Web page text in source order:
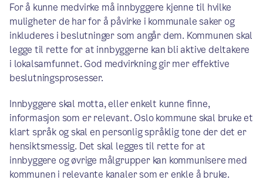
For å kunne medvirke må innbyggere kjenne til hvilke
muligheter de har for å påvirke i kommunale saker og
inkluderes i beslutninger som angår dem. Kommunen skal
legge til rette for at innbyggerne kan bli aktive deltakere
i lokalsamfunnet. God medvirkning gir mer effektive
beslutningsprosesser.
Innbyggere skal motta, eller enkelt kunne finne,
informasjon som er relevant. Oslo kommune skal bruke et
klart språk og skal en personlig språklig tone der det er
hensiktsmessig. Det skal legges til rette for at
innbyggere og øvrige målgrupper kan kommunisere med
kommunen i relevante kanaler som er enkle å bruke.